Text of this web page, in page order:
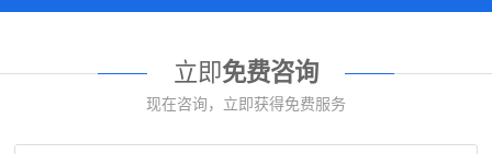
立即免费咨询
现在咨询，立即获得免费服务